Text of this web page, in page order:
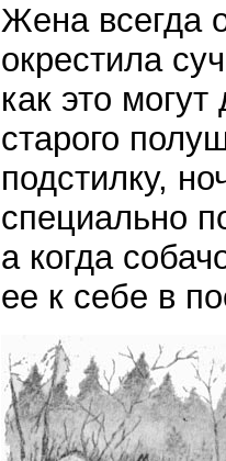
Жена всегда
окрестила
как это
старого
подстилку,
специально
а когда
ее к себе в